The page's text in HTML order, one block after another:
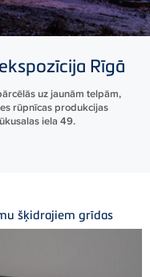
Rīgā
uz jaunām telpām,
rūpnīcas produkcijas
iela 49.
šķidrajiem grīdas